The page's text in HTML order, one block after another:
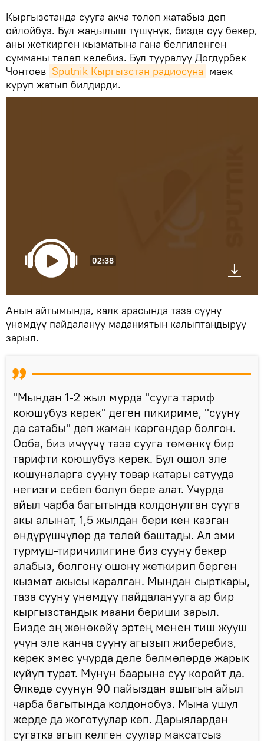
Кыргызстанда сууга акча төлөп жатабыз деп
ойлойбуз. Бул жаңылыш түшүнүк, бизде суу бекер,
аны жеткирген кызматына гана белгиленген
сумманы төлөп келебиз. Бул тууралуу Догдурбек
Чонтоев Sputnik Кыргызстан радиосуна маек
куруп жатып билдирди.
02:38
Анын айтымында, калк арасында таза сууну
үнөмдүү пайдалануу маданиятын калыптандыруу
зарыл.
"Мындан 1-2 жыл мурда "сууга тариф
коюшубуз керек" деген пикириме, "сууну
да сатабы" деп жаман көргөндөр болгон.
Ооба, биз ичүүчү таза сууга төмөнкү бир
тарифти коюшубуз керек. Бул ошол эле
кошуналарга сууну товар катары сатууда
негизги себеп болуп бере алат. Учурда
айыл чарба багытында колдонулган сууга
акы алынат, 1,5 жылдан бери кен казган
өндүрүшчүлөр да төлөй баштады. Ал эми
турмуш-тиричилигине биз сууну бекер
алабыз, болгону ошону жеткирип берген
кызмат акысы каралган. Мындан сырткары,
таза сууну үнөмдүү пайдаланууга ар бир
кыргызстандык маани бериши зарыл.
Бизде эң жөнөкөйү эртең менен тиш жууш
үчүн эле канча сууну агызып жиберебиз,
керек эмес учурда деле бөлмөлөрдө жарык
күйүп турат. Мунун баарына суу коройт да.
Өлкөдө суунун 90 пайыздан ашыгын айыл
чарба багытында колдонобуз. Мына ушул
жерде да жоготуулар көп. Дарыялардан
сугатка агып келген суулар максатсыз